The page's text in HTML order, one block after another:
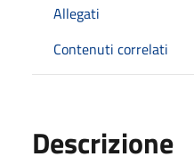
Allegati
Contenuti correlati
Descrizione